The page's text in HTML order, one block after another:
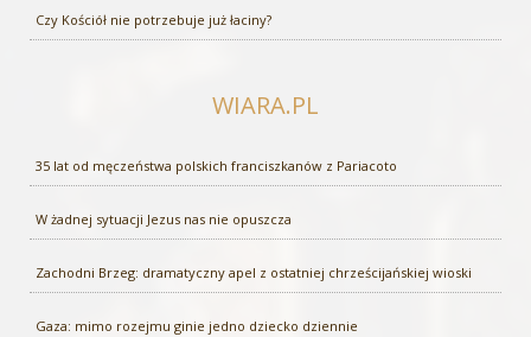
Czy Kościół nie potrzebuje już łaciny?
WIARA.PL
35 lat od męczeństwa polskich franciszkanów z Pariacoto
W żadnej sytuacji Jezus nas nie opuszcza
Zachodni Brzeg: dramatyczny apel z ostatniej chrześcijańskiej wioski
Gaza: mimo rozejmu ginie jedno dziecko dziennie